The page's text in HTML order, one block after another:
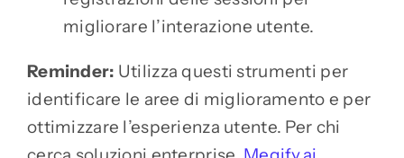
migliorare l’interazione utente.
Reminder: Utilizza questi strumenti per
identificare le aree di miglioramento e per
ottimizzare l’esperienza utente. Per chi